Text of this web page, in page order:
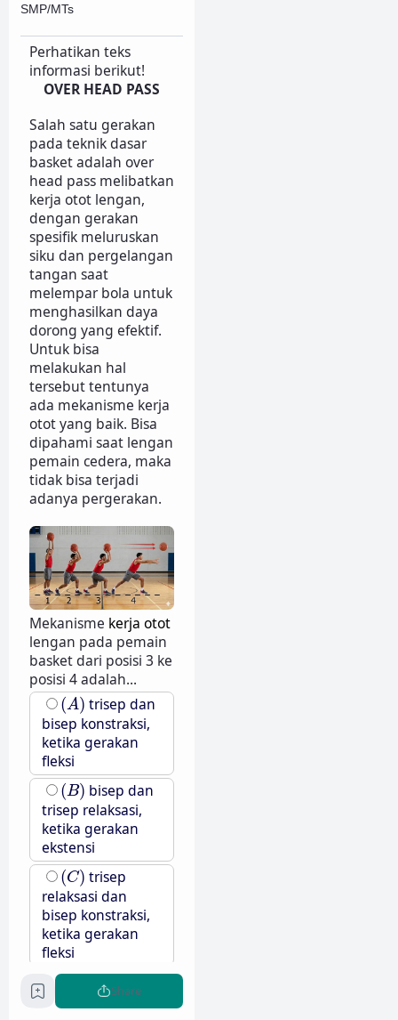
SMP/MTs
Perhatikan teks
informasi berikut!
OVER HEAD PASS
Salah satu gerakan
pada teknik dasar
basket adalah over
head pass melibatkan
kerja otot lengan,
dengan gerakan
spesifik meluruskan
siku dan pergelangan
tangan saat
melempar bola untuk
menghasilkan daya
dorong yang efektif.
Untuk bisa
melakukan hal
tersebut tentunya
ada mekanisme kerja
otot yang baik. Bisa
dipahami saat lengan
pemain cedera, maka
tidak bisa terjadi
adanya pergerakan.
Mekanisme kerja otot
lengan pada pemain
basket dari posisi 3 ke
posisi 4 adalah...
(A)
(A) trisep dan
bisep konstraksi,
ketika gerakan
fleksi
(B)
(B) bisep dan
trisep relaksasi,
ketika gerakan
ekstensi
(C)
(C) trisep
relaksasi dan
bisep konstraksi,
ketika gerakan
fleksi
(D)
bisep
relaksasi dan
Share